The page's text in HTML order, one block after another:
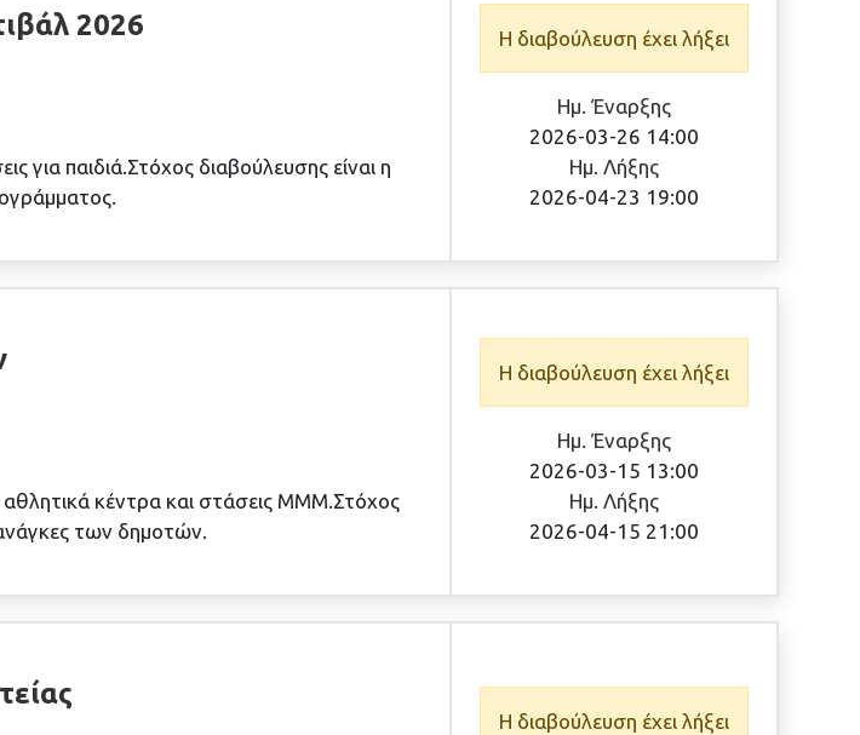
2026
για παιδιά.Στόχος διαβούλευσης είναι η
Η διαβούλευση έχει λήξει
Ημ. Έναρξης
2026-03-26 14:00
Ημ. Λήξης
2026-04-23 19:00
κέντρα και στάσεις ΜΜΜ.Στόχος
των δημοτών.
Η διαβούλευση έχει λήξει
Ημ. Έναρξης
2026-03-15 13:00
Ημ. Λήξης
2026-04-15 21:00
Η διαβούλευση έχει λήξει